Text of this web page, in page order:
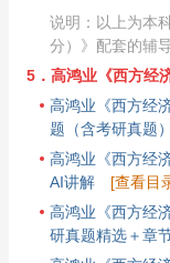
说明：以上为本
分）》配套的辅
5．高鸿业《西方经
高鸿业《西方经
题（含考研真题
高鸿业《西方经
AI讲解
[查看目
高鸿业《西方经
研真题精选＋章